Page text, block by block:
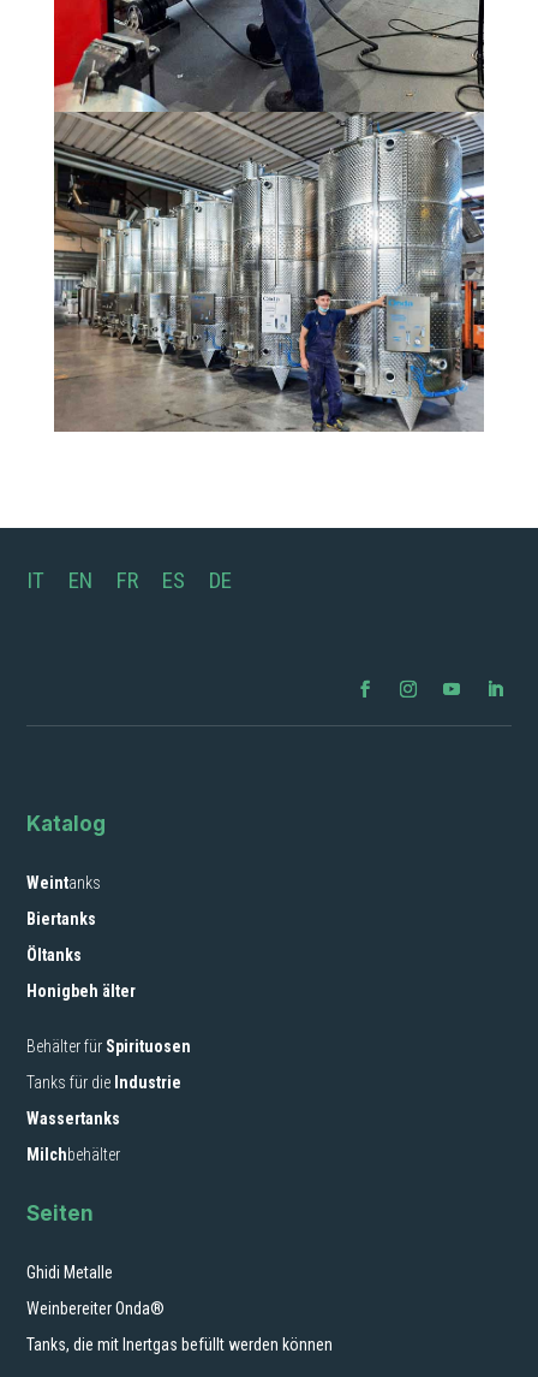
IT EN FR ES DE
Katalog
Weintanks
Biertanks
Öltanks
Honigbeh älter
Behälter für Spirituosen
Tanks für die Industrie
Wassertanks
Milchbehälter
Seiten
Ghidi Metalle
Weinbereiter Onda®
Tanks, die mit Inertgas befüllt werden können